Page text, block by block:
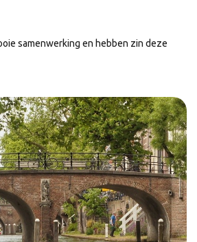
samenwerking en hebben zin deze